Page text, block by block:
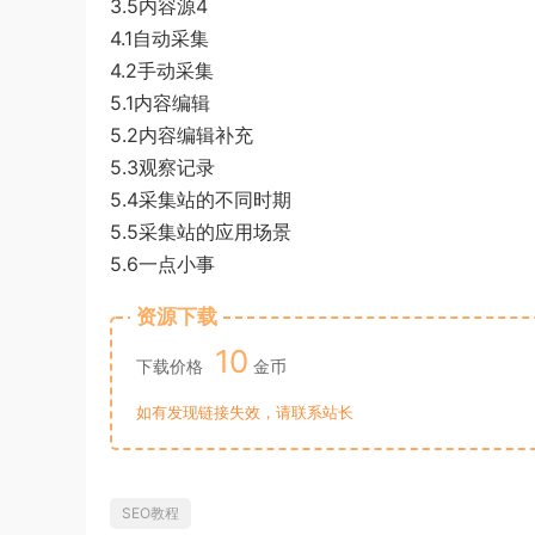
3.5内容源4
4.1自动采集
4.2手动采集
5.1内容编辑
5.2内容编辑补充
5.3观察记录
5.4采集站的不同时期
5.5采集站的应用场景
5.6一点小事
资源下载
下载价格 10 金币
如有发现链接失效，请联系站长
SEO教程